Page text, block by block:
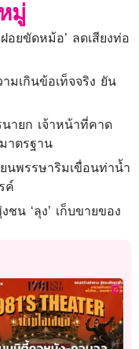
มู่
อยขัดหม้อ’ ลดเสียงท่อ
ามเกินข้อเท็จจริง ยัน
ายก เจ้าหน้าที่คาด
าตรฐาน
นพรรษาริมเขื่อนท่าน้ำ
ค์
น ‘ลุง’ เก็บขายของ